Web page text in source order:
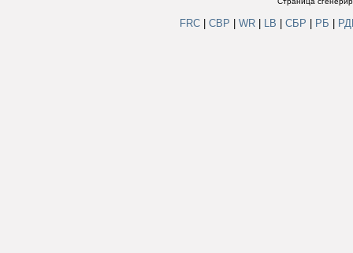
FRC СВР WR LB СБР РБ